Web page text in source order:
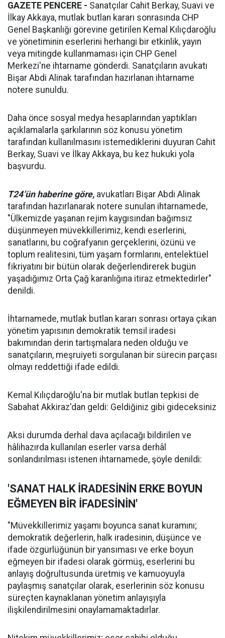
GAZETE PENCERE - Sanatçılar Cahit Berkay, Suavi ve
İlkay Akkaya, mutlak butlan kararı sonrasında CHP
Genel Başkanlığı görevine getirilen Kemal Kılıçdaroğlu
ve yönetiminin eserlerini herhangi bir etkinlik, yayın
veya mitingde kullanmaması için CHP Genel
Merkezi'ne ihtarname gönderdi. Sanatçıların avukatı
Bişar Abdi Alinak tarafından hazırlanan ihtarname
notere sunuldu.
Daha önce sosyal medya hesaplarından yaptıkları
açıklamalarla şarkılarının söz konusu yönetim
tarafından kullanılmasını istemediklerini duyuran Cahit
Berkay, Suavi ve İlkay Akkaya, bu kez hukuki yola
başvurdu.
T24’ün haberine göre, avukatları Bişar Abdi Alinak
tarafından hazırlanarak notere sunulan ihtarnamede,
"Ülkemizde yaşanan rejim kaygısından bağımsız
düşünmeyen müvekkillerimiz, kendi eserlerini,
sanatlarını, bu coğrafyanın gerçeklerini, özünü ve
toplum realitesini, tüm yaşam formlarını, entelektüel
fikriyatını bir bütün olarak değerlendirerek bugün
yaşadığımız Orta Çağ karanlığına itiraz etmektedirler"
denildi.
İhtarnamede, mutlak butlan kararı sonrası ortaya çıkan
yönetim yapısının demokratik temsil iradesi
bakımından derin tartışmalara neden olduğu ve
sanatçıların, meşruiyeti sorgulanan bir sürecin parçası
olmayı reddettiği ifade edildi.
Kemal Kılıçdaroğlu'na bir mutlak butlan tepkisi de
Sabahat Akkiraz'dan geldi: Geldiğiniz gibi gideceksiniz
Aksi durumda derhal dava açılacağı bildirilen ve
hâlihazırda kullanılan eserler varsa derhâl
sonlandırılması istenen ihtarnamede, şöyle denildi:
'SANAT HALK İRADESİNİN ERKE BOYUN
EĞMEYEN BİR İFADESİNİN'
"Müvekkillerimiz yaşamı boyunca sanat kuramını;
demokratik değerlerin, halk iradesinin, düşünce ve
ifade özgürlüğünün bir yansıması ve erke boyun
eğmeyen bir ifadesi olarak görmüş, eserlerini bu
anlayış doğrultusunda üretmiş ve kamuoyuyla
paylaşmış sanatçılar olarak, eserlerinin söz konusu
süreçten kaynaklanan yönetim anlayışıyla
ilişkilendirilmesini onaylamamaktadırlar.